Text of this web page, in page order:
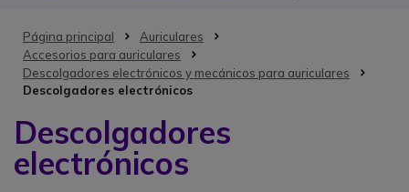
Página principal
Auriculares
Accesorios para auriculares
Descolgadores electrónicos y mecánicos para auriculares
Descolgadores electrónicos
Descolgadores
electrónicos